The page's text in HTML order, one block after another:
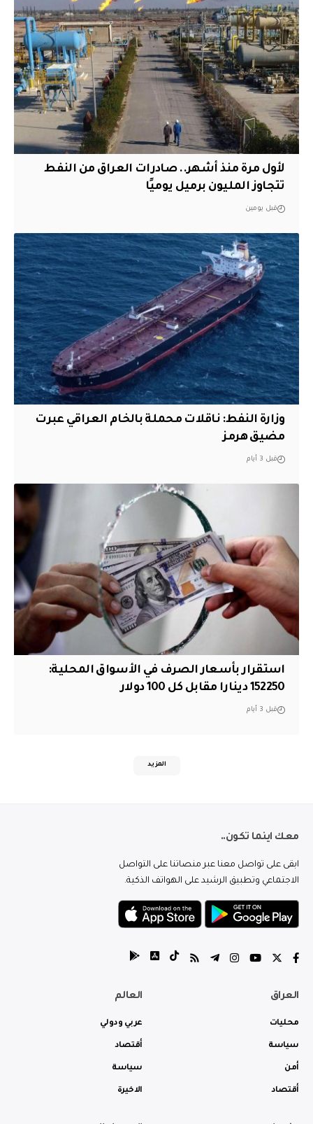
لأول مرة منذ أشهر.. صادرات العراق من النفط
تتجاوز المليون برميل يوميًا
قبل يومين
وزارة النفط: ناقلات محملة بالخام العراقي عبرت
مضيق هرمز
قبل 3 أيام
استقرار بأسعار الصرف في الأسواق المحلية:
152250 دينارا مقابل كل 100 دولار
قبل 3 أيام
المزيد
معك اينما تكون..
ابقى على تواصل معنا عبر منصاتنا على التواصل
الاجتماعي وتطبيق الرشيد على الهواتف الذكية.
العراق
محليات
سياسة
أمن
أقتصاد
العالم
عربي ودولي
أقتصاد
سياسة
الاخيرة